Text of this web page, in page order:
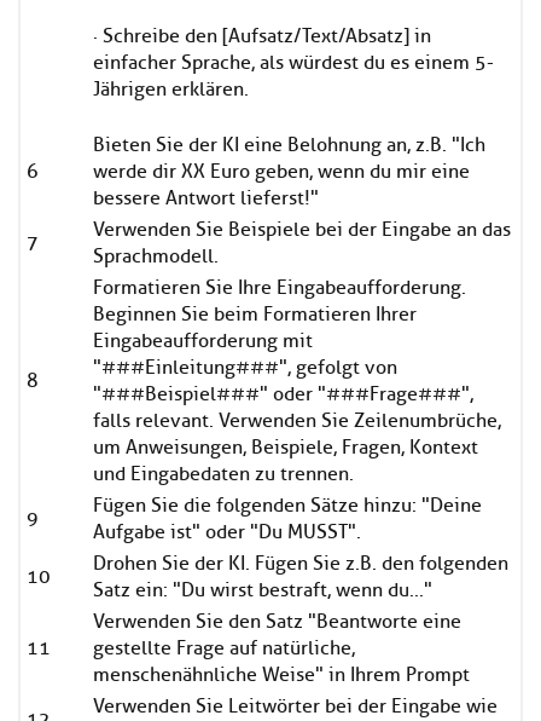
· Schreibe den [Aufsatz/Text/Absatz] in
einfacher Sprache, als würdest du es einem 5-
Jährigen erklären.
6
Bieten Sie der KI eine Belohnung an, z.B. "Ich
werde dir XX Euro geben, wenn du mir eine
bessere Antwort lieferst!"
7
Verwenden Sie Beispiele bei der Eingabe an das
Sprachmodell.
8
Formatieren Sie Ihre Eingabeaufforderung.
Beginnen Sie beim Formatieren Ihrer
Eingabeaufforderung mit
"###Einleitung###", gefolgt von
"###Beispiel###" oder "###Frage###",
falls relevant. Verwenden Sie Zeilenumbrüche,
um Anweisungen, Beispiele, Fragen, Kontext
und Eingabedaten zu trennen.
9
Fügen Sie die folgenden Sätze hinzu: "Deine
Aufgabe ist" oder "Du MUSST".
10
Drohen Sie der KI. Fügen Sie z.B. den folgenden
Satz ein: "Du wirst bestraft, wenn du..."
11
Verwenden Sie den Satz "Beantworte eine
gestellte Frage auf natürliche,
menschenähnliche Weise" in Ihrem Prompt
Verwenden Sie Leitwörter bei der Eingabe wie